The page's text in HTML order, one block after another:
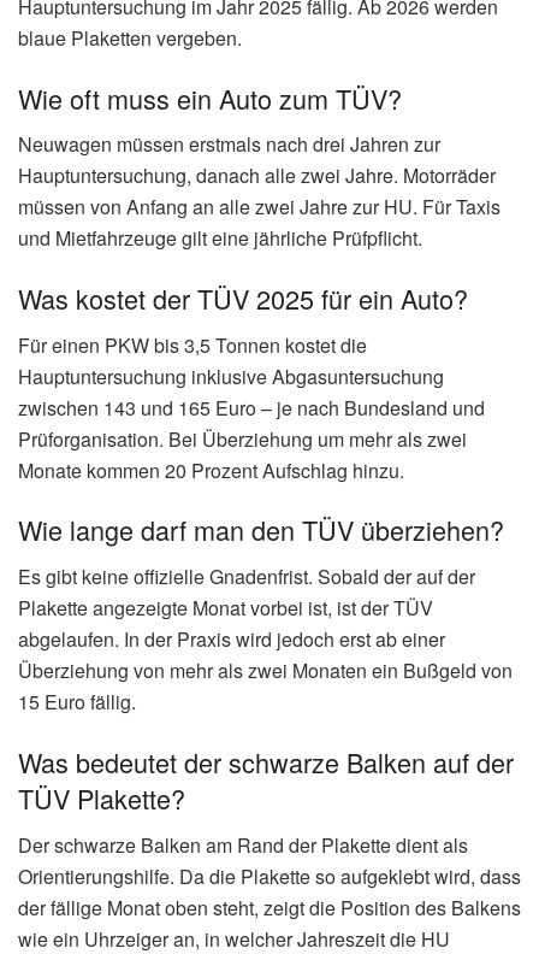
Hauptuntersuchung im Jahr 2025 fällig. Ab 2026 werden
blaue Plaketten vergeben.
Wie oft muss ein Auto zum TÜV?
Neuwagen müssen erstmals nach drei Jahren zur
Hauptuntersuchung, danach alle zwei Jahre. Motorräder
müssen von Anfang an alle zwei Jahre zur HU. Für Taxis
und Mietfahrzeuge gilt eine jährliche Prüfpflicht.
Was kostet der TÜV 2025 für ein Auto?
Für einen PKW bis 3,5 Tonnen kostet die
Hauptuntersuchung inklusive Abgasuntersuchung
zwischen 143 und 165 Euro – je nach Bundesland und
Prüforganisation. Bei Überziehung um mehr als zwei
Monate kommen 20 Prozent Aufschlag hinzu.
Wie lange darf man den TÜV überziehen?
Es gibt keine offizielle Gnadenfrist. Sobald der auf der
Plakette angezeigte Monat vorbei ist, ist der TÜV
abgelaufen. In der Praxis wird jedoch erst ab einer
Überziehung von mehr als zwei Monaten ein Bußgeld von
15 Euro fällig.
Was bedeutet der schwarze Balken auf der
TÜV Plakette?
Der schwarze Balken am Rand der Plakette dient als
Orientierungshilfe. Da die Plakette so aufgeklebt wird, dass
der fällige Monat oben steht, zeigt die Position des Balkens
wie ein Uhrzeiger an, in welcher Jahreszeit die HU